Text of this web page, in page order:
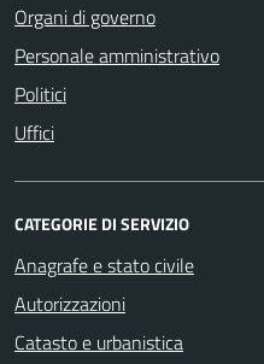
Organi di governo
Personale amministrativo
Politici
Uffici
CATEGORIE DI SERVIZIO
Anagrafe e stato civile
Autorizzazioni
Catasto e urbanistica